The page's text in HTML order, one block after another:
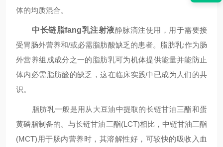
体的均质混合。
中长链脂fang乳注射液静脉滴注使用，用于需要接
受胃肠外营养和/或必需脂肪酸缺乏的患者。脂肪乳:作为肠
外营养组成成分之一的脂肪乳可为机体提供能量并能防止
体内必需脂肪酸的缺乏，这在临床实践中已成为人们的共
识。
脂肪乳一般是用从大豆油中提取的长链甘油三酯和蛋
黄磷脂制备的。与长链甘油三酯(LCT)相比，中链甘油三酯
(MCT)用于肠内营养时，其溶解性好，可较快的吸收入血